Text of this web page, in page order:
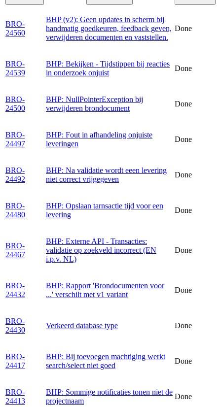
BRO-
24560
BHP (v2): Geen updates in scherm bij
handmatig goedkeuren, feedback geven,
verwijderen documenten en vaststellen.
Done
BRO-
24539
BHP: Bekijken - Tijdstippen bij reacties
in onderzoek onjuist
Done
BRO-
24500
BHP: NullPointerException bij
verwijderen brondocument
Done
BRO-
24497
BHP: Fout in afhandeling onjuiste
leveringen
Done
BRO-
24492
BHP: Na validatie wordt eeen levering
niet correct vrijgegeven
Done
BRO-
24480
BHP: Opslaan tarnsactie tijd voor een
levering
Done
BRO-
24467
BHP: Externe API - Transacties:
validatie op zoekveld incorrect (EN
i.p.v. NL)
Done
BRO-
24432
BHP: Rapport 'Brondocumenten voor
...' verschilt met v1 variant
Done
BRO-
24430
Verkeerd database type Done
BRO-
24417
BHP: Bij toevoegen machtiging werkt
search/select niet goed
Done
BRO-
24413
BHP: Sommige notificaties tonen niet de
projectnaam
Done